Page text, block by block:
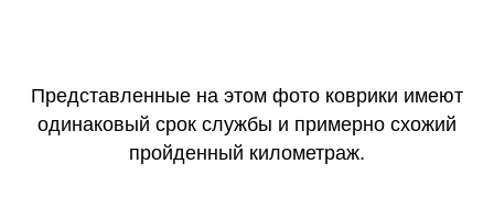
Представленные на этом фото коврики имеют
одинаковый срок службы и примерно схожий
пройденный километраж.